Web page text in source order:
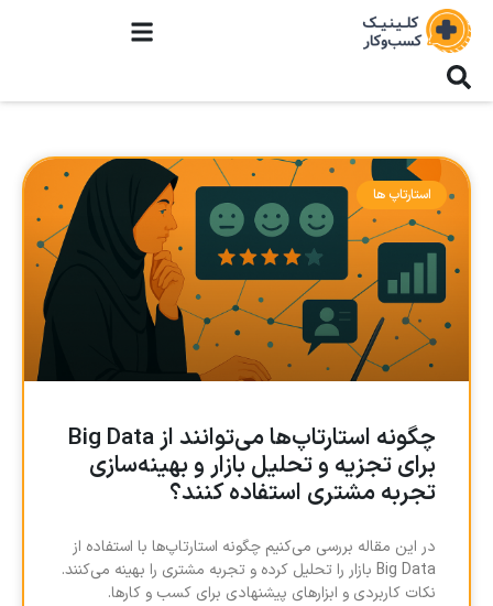
استارتاپ ها
چگونه استارتاپ‌ها می‌توانند از Big Data
برای تجزیه و تحلیل بازار و بهینه‌سازی
تجربه مشتری استفاده کنند؟
در این مقاله بررسی می‌کنیم چگونه استارتاپ‌ها با استفاده از
Big Data بازار را تحلیل کرده و تجربه مشتری را بهینه می‌کنند.
نکات کاربردی و ابزارهای پیشنهادی برای کسب و کارها.